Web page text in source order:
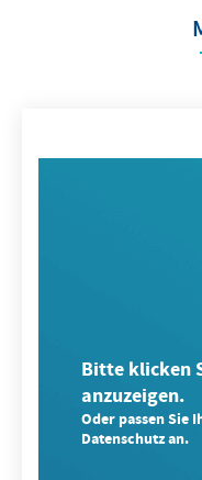
Bitte klicken
anzuzeigen.
Oder passen Sie
Datenschutz an.